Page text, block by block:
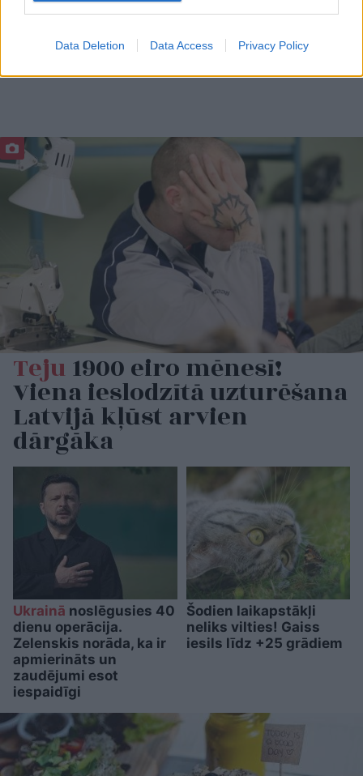
Data Deletion Data Access Privacy Policy
Teju1900 eiro mēnesī!
Viena ieslodzītā uzturēšana
Latvijā kļūst arvien
dārgāka
Ukrainā noslēgusies 40
dienu operācija.
Zelenskis norāda, ka ir
apmierināts un
zaudējumi esot
iespaidīgi
Šodien laikapstākļi
neliks vilties! Gaiss
iesils līdz +25 grādiem